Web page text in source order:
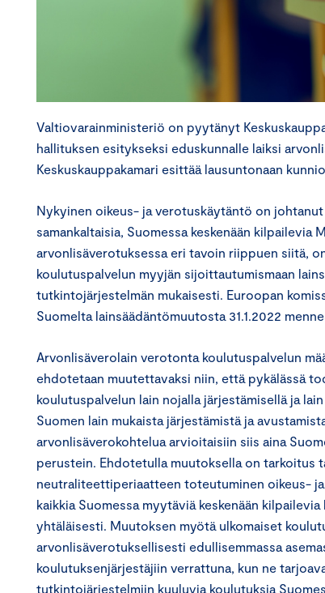
Valtiovarainministeriö on pyytänyt
hallituksen esitykseksi eduskunnalle laiksi
Keskuskauppakamari esittää lausuntonaan
Nykyinen oikeus- ja verotuskäytäntö on
samankaltaisia, Suomessa keskenään kilpailevia
arvonlisäverotuksessa eri tavoin riippuen siitä,
koulutuspalvelun myyjän sijoittautumismaan
tutkintojärjestelmän mukaisesti. Euroopan
Suomelta lainsäädäntömuutosta 31.1.2022
Arvonlisäverolain verotonta koulutuspalvelun
ehdotetaan muutettavaksi niin, että pykälässä
koulutuspalvelun lain nojalla järjestämisellä ja
Suomen lain mukaista järjestämistä ja
arvonlisäverokohtelua arvioitaisiin siis aina
perustein. Ehdotetulla muutoksella on tarkoitus
neutraliteettiperiaatteen toteutuminen oikeus-
kaikkia Suomessa myytäviä keskenään
yhtäläisesti. Muutoksen myötä ulkomaiset
arvonlisäverotuksellisesti edullisemmassa
koulutuksenjärjestäjiin verrattuna, kun ne
tutkintojärjestelmiin kuuluvia koulutuksia